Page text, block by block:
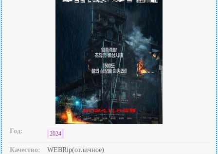
Год: 2024
Качество:
WEBRip(отличное)